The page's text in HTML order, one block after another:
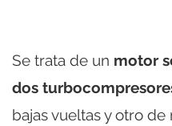
Se trata de un motor
dos
bajas vueltas y otro